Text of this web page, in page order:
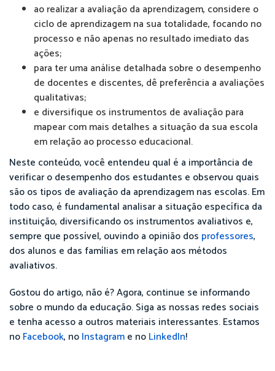
ao realizar a avaliação da aprendizagem, considere o
ciclo de aprendizagem na sua totalidade, focando no
processo e não apenas no resultado imediato das
ações;
para ter uma análise detalhada sobre o desempenho
de docentes e discentes, dê preferência a avaliações
qualitativas;
e diversifique os instrumentos de avaliação para
mapear com mais detalhes a situação da sua escola
em relação ao processo educacional.
Neste conteúdo, você entendeu qual é a importância de
verificar o desempenho dos estudantes e observou quais
são os tipos de avaliação da aprendizagem nas escolas. Em
todo caso, é fundamental analisar a situação específica da
instituição, diversificando os instrumentos avaliativos e,
sempre que possível, ouvindo a opinião dos professores,
dos alunos e das famílias em relação aos métodos
avaliativos.
Gostou do artigo, não é? Agora, continue se informando
sobre o mundo da educação. Siga as nossas redes sociais
e tenha acesso a outros materiais interessantes. Estamos
noFacebook, noInstagrame noLinkedIn!